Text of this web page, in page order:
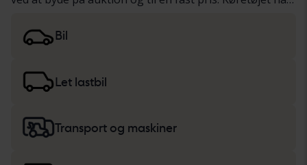
blevet dokumenteret baseret på en standardiseret
protokol. Vi præsenterer resultaterne i
lette lastbilersamt
Bil
Let lastbil
Transport og maskiner